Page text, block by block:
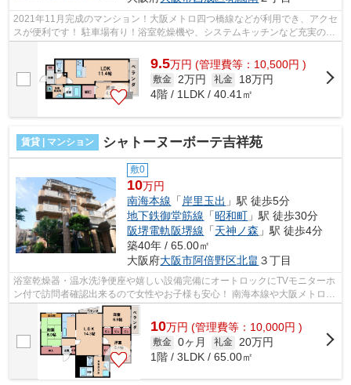
2021年11月完成のマンション！大阪メトロ四つ橋線などが利用でき、アクセ
スが便利です！ 駐車場有り！浴室乾燥機や、システムキッチンなど充実の設
備です！ ■□■□■□■□■□■□■□■□■□■□■□■...
9.5万円 (管理費等：10,500円 )
敷金 2万円 礼金
18万円
4階 / 1LDK / 40.41㎡
賃貸 | マンション シャトーヌーボーテ吉祥苑
敷0
10万円
南海本線 「岸里玉出 」駅 徒歩5分
地下鉄御堂筋線 「昭和町 」駅 徒歩30分
阪堺電軌阪堺線 「天神ノ森 」駅 徒歩4分
築40年 / 65.00㎡
大阪府大阪市阿倍野区北畠 ３丁目
浴室乾燥器・温水洗浄便座や嬉しい設備完備にオートロックにTVモニターホ
ン付で訪問者確認出来るので女性やお子様も安心！ 南海本線や大阪メトロ四
ツ橋線も利用可能です。 ■□■□■□■□■...
10万円 (管理費等：10,000円 )
敷金 0ヶ月 礼金
20万円
1階 / 3LDK / 65.00㎡